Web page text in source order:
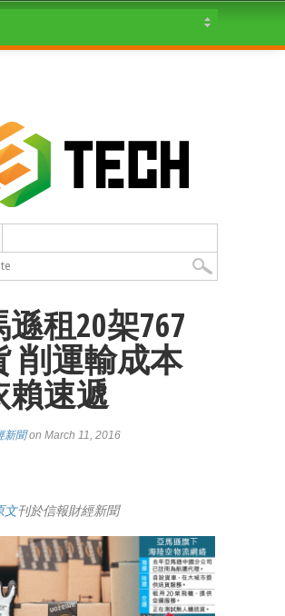
租20架767
削運輸成本
賴速遞
新聞on March 11, 2016
文刊於信報財經新聞